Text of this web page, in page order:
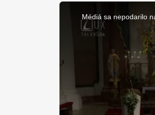
This
Médiá sa nepodarilo